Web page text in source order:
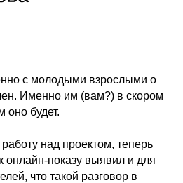
с молодыми взрослыми о
Именно им (вам?) в скором
оно будет.
над проектом, теперь
показу выявил и для
что такой разговор в